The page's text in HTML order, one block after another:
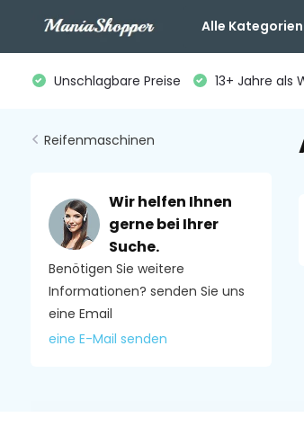
Alle Kategorien
Unschlagbare Preise 13+ Jahre als
Reifenmaschinen
Wir helfen Ihnen
gerne bei Ihrer
Suche.
Benötigen Sie weitere
Informationen? senden Sie uns
eine Email
eine E-Mail senden